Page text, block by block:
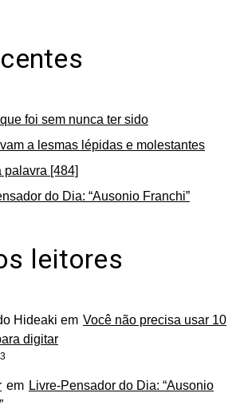
foi sem nunca ter sido
a lesmas lépidas e molestantes
palavra [484]
do Dia: “Ausonio Franchi”
leitores
Hideaki em Você não precisa usar 10
digitar
em Livre-Pensador do Dia: “Ausonio